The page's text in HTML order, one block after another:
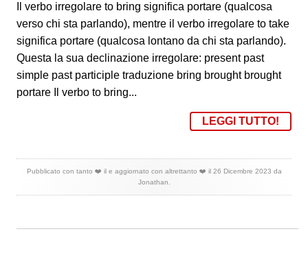
Il verbo irregolare to bring significa portare (qualcosa
verso chi sta parlando), mentre il verbo irregolare to take
significa portare (qualcosa lontano da chi sta parlando).
Questa la sua declinazione irregolare: present past
simple past participle traduzione bring brought brought
portare Il verbo to bring...
LEGGI TUTTO!
Pubblicato con tanto ❤️ il e aggiornato con altrettanto ❤️ il 26 Dicembre 2023 da
Jonathan.